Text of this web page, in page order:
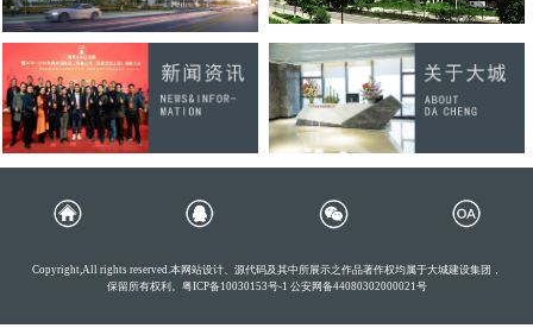
Copyright,All rights reserved.本网站设计、源代码及其中所展示之作品著作权均属于大城建设集团，
保留所有权利。 粤ICP备10030153号-1 公安网备44080302000021号